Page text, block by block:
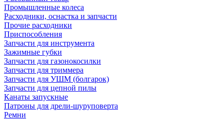
Промышленные колеса
Расходники, оснастка и запчасти
Прочие расходники
Приспособления
Запчасти для инструмента
Зажимные губки
Запчасти для газонокосилки
Запчасти для триммера
Запчасти для УШМ (болгарок)
Запчасти для цепной пилы
Канаты запускные
Патроны для дрели-шуруповерта
Ремни